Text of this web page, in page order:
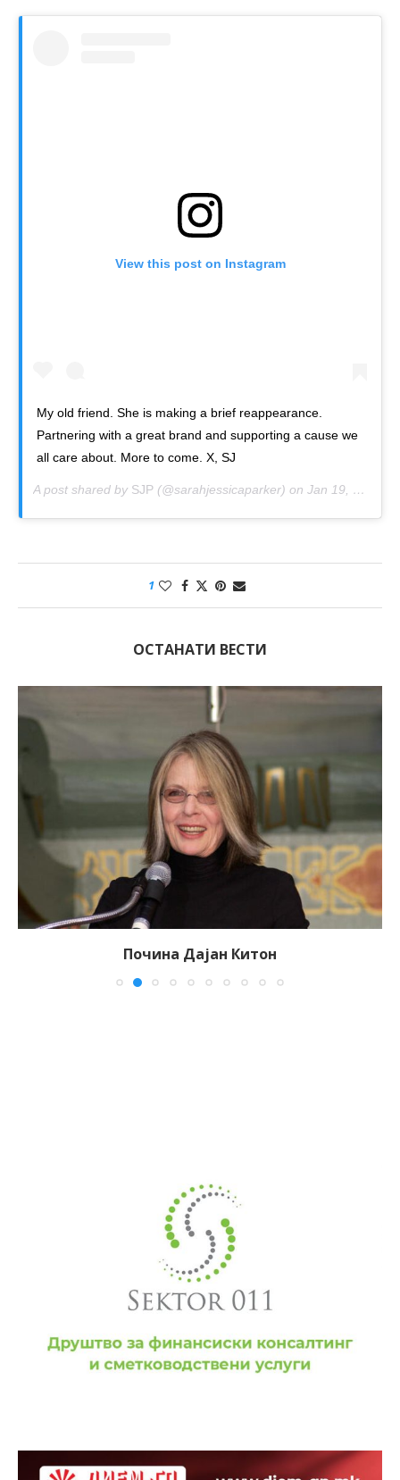
View this post on Instagram
My old friend. She is making a brief reappearance.
Partnering with a great brand and supporting a cause we
all care about. More to come. X, SJ
A post shared by SJP (@sarahjessicaparker) on Jan 19, 2019 at 7:59am PST
1
ОСТАНАТИ ВЕСТИ
Почина Дајан Китон